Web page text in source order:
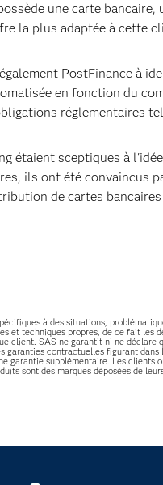
une carte
la plus adaptée à cette
PostFinance à
en fonction du
réglementaires
étaient sceptiques à
ils ont été convaincus
de cartes
à des situations,
et techniques propres, de ce fait
client. SAS ne garantit ni ne
garanties contractuelles figurant
garantie supplémentaire. Les clients
sont des marques déposées de